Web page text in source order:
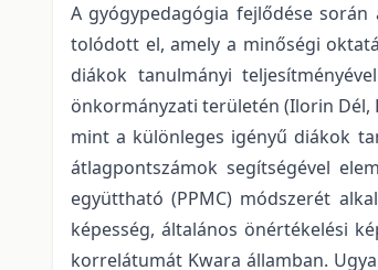
A gyógypedagógia fejlődése
tolódott el, amely a minőségi
diákok tanulmányi
önkormányzati területén (Ilorin Dél,
mint a különleges igényű diákok
átlagpontszámok segítségével
együttható (PPMC) módszerét
képesség, általános önértékelési
korrelátumát Kwara államban.